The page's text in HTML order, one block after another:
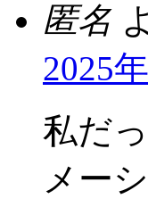
匿名
2025
私だ
メー